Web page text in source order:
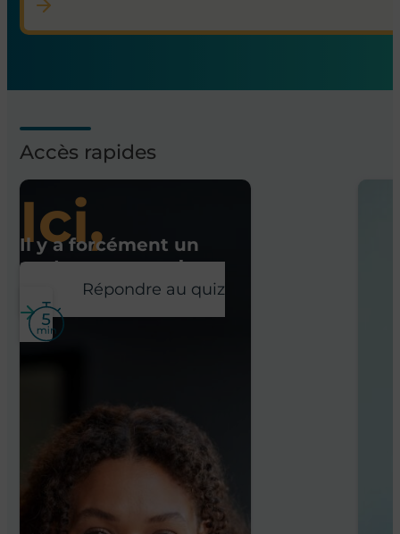
Accès rapides
Ici,
Il y a forcément un
poste pour vous !
Répondre au quiz